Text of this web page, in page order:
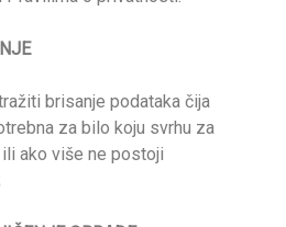
brisanje podataka čija
za bilo koju svrhu za
ako više ne postoji